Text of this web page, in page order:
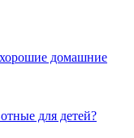
домашние
для детей?